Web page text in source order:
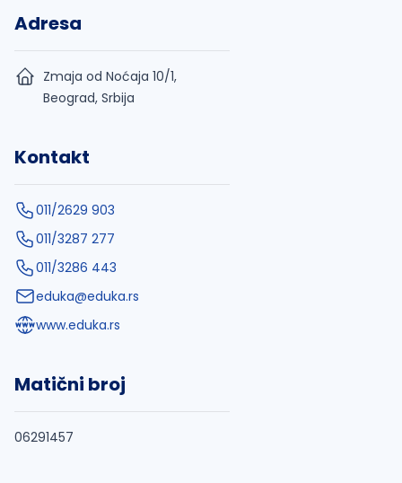
Adresa
Zmaja od Noćaja 10/1,
Beograd, Srbija
Kontakt
011/2629 903
011/3287 277
011/3286 443
eduka@eduka.rs
www.eduka.rs
Matični broj
06291457